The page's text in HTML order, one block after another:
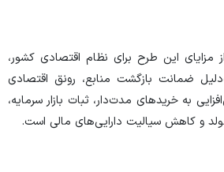
مزایای این طرح برای نظام اقتصادی کشور،
ضمانت بازگشت منابع، رونق اقتصادی
به خریدهای مدت‌دار، ثبات بازار سرمایه،
و کاهش سیالیت دارایی‌های مالی است.